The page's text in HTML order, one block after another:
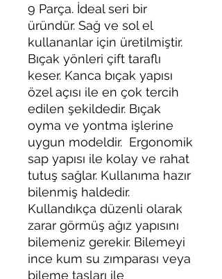
9 Parça. İdeal seri bir
üründür. Sağ ve sol el
kullananlar için üretilmiştir.
Bıçak yönleri çift taraflı
keser. Kanca bıçak yapısı
özel açısı ile en çok tercih
edilen şekildedir. Bıçak
oyma ve yontma işlerine
uygun modeldir. Ergonomik
sap yapısı ile kolay ve rahat
tutuş sağlar. Kullanıma hazır
bilenmiş haldedir.
Kullandıkça düzenli olarak
zarar görmüş ağız yapısını
bilemeniz gerekir. Bilemeyi
ince kum su zımparası veya
bileme taşları ile